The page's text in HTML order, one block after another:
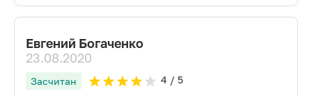
Евгений Богаченко
23.08.2020
Засчитан 4 / 5